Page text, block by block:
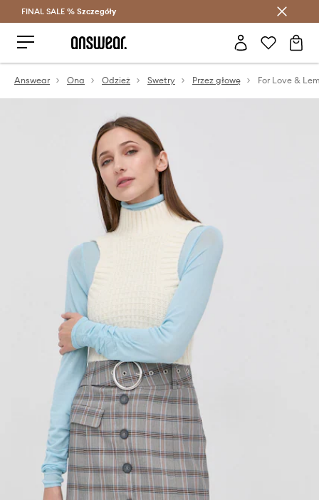
Oszczędzaj z Answear Club >
FINAL SALE % Szczegóły
Answear Ona Odzież Swetry Przez głowę For Love &